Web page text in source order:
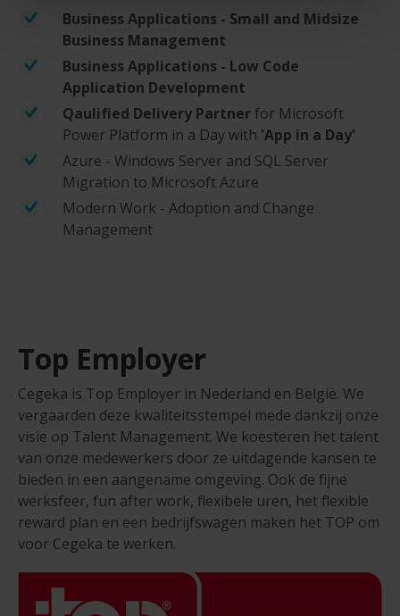
Business Applications - Small and Midsize
Business Management​
Business Applications - Low Code
Application Development
Qaulified Delivery Partner for Microsoft
Power Platform in a Day with 'App in a Day'
Azure - Windows Server and SQL Server
Migration to Microsoft Azure​
Modern Work - Adoption and Change
Management​
Top Employer
Cegeka is Top Employer in Nederland en België. We
vergaarden deze kwaliteitsstempel mede dankzij onze
visie op Talent Management. We koesteren het talent
van onze medewerkers door ze uitdagende kansen te
bieden in een aangename omgeving. Ook de fijne
werksfeer, fun after work, flexibele uren, het flexible
reward plan en een bedrijfswagen maken het TOP om
voor Cegeka te werken.